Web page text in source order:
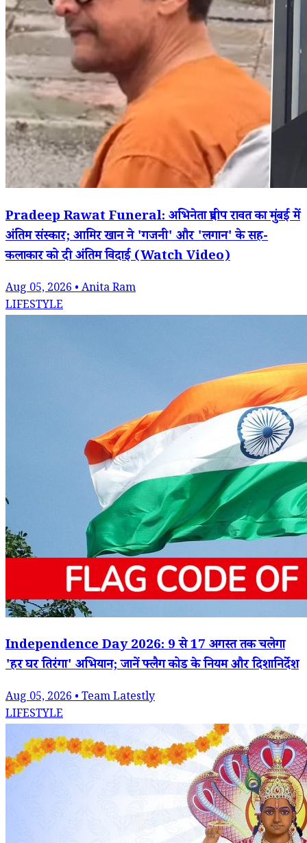
Pradeep Rawat Funeral: अभिनेता प्रदीप रावत का मुंबई में
अंतिम संस्कार; आमिर खान ने 'गजनी' और 'लगान' के सह-
कलाकार को दी अंतिम विदाई (Watch Video)
Aug 05, 2026 • Anita Ram
LIFESTYLE
Independence Day 2026: 9 से 17 अगस्त तक चलेगा
'हर घर तिरंगा' अभियान; जानें फ्लैग कोड के नियम और दिशानिर्देश
Aug 05, 2026 • Team Latestly
LIFESTYLE